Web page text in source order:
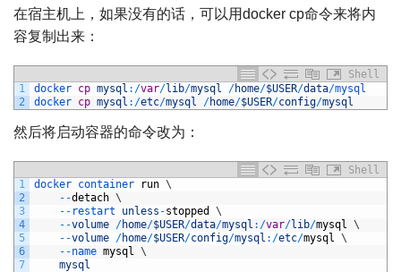
在宿主机上，如果没有的话，可以用docker cp命令来将内
容复制出来：
Shell
1
2
docker cp mysql : /var/lib/mysql /home/$USER/data/mysql
docker cp mysql : /etc/mysql /home/$USER/config/mysql
然后将启动容器的命令改为：
Shell
1
2
3
4
5
6
7
docker container run \
--detach \
-- restart unless -stopped
\
--volume /home/$USER/data/mysql : /var/lib/mysql
\
--volume /home/$USER/config/mysql : /etc/mysql
\
--name mysql
\
mysql